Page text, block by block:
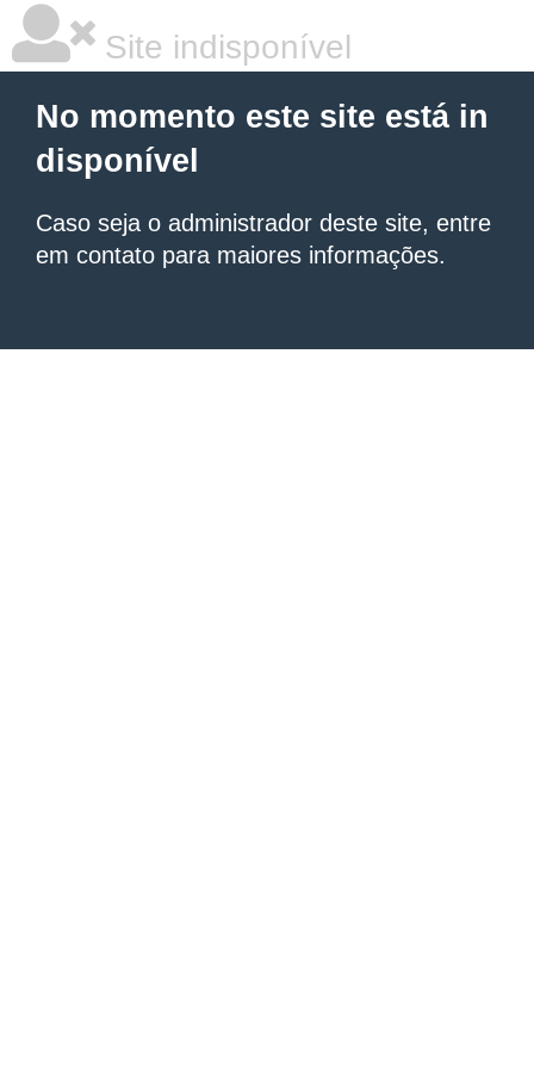
Site indisponível
No momento este site está in
disponível
Caso seja o administrador deste site, entre
em contato para maiores informações.